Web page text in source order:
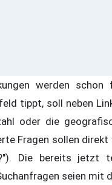
werden
tippt, soll neben
oder die
Fragen sollen
Die bereits jetzt
seien mit